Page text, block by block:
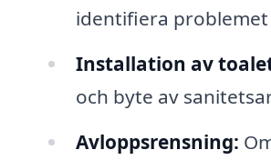
identifiera
Installation av
och byte av
Avloppsrensning: